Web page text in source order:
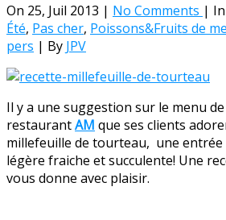
On 25, Juil 2013 | No Comments | In
Été, Pas cher, Poissons&Fruits de
pers | By JPV
Il y a une suggestion sur le menu
restaurantAM que ses clients
millefeuille de tourteau, une entrée
légère fraiche et succulente! Une
vous donne avec plaisir.